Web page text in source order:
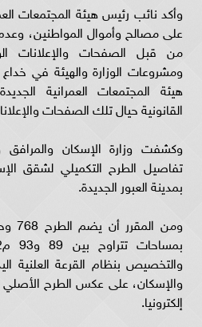
وأكد نائب رئيس هيئة المجتمعات
على مصالح وأموال المواطنين،
من قبل الصفحات والإعلانات
ومشروعات الوزارة والهيئة في
هيئة المجتمعات العمرانية
القانونية حيال تلك الصفحات
وكشفت وزارة الإسكان والمرافق
تفاصيل الطرح التكميلي لشقق
بمدينة العبور الجديدة.
ومن
والتخصيص بنظام القرعة العلنية
والإسكان، على عكس الطرح الأصلي
إلكترونيا.